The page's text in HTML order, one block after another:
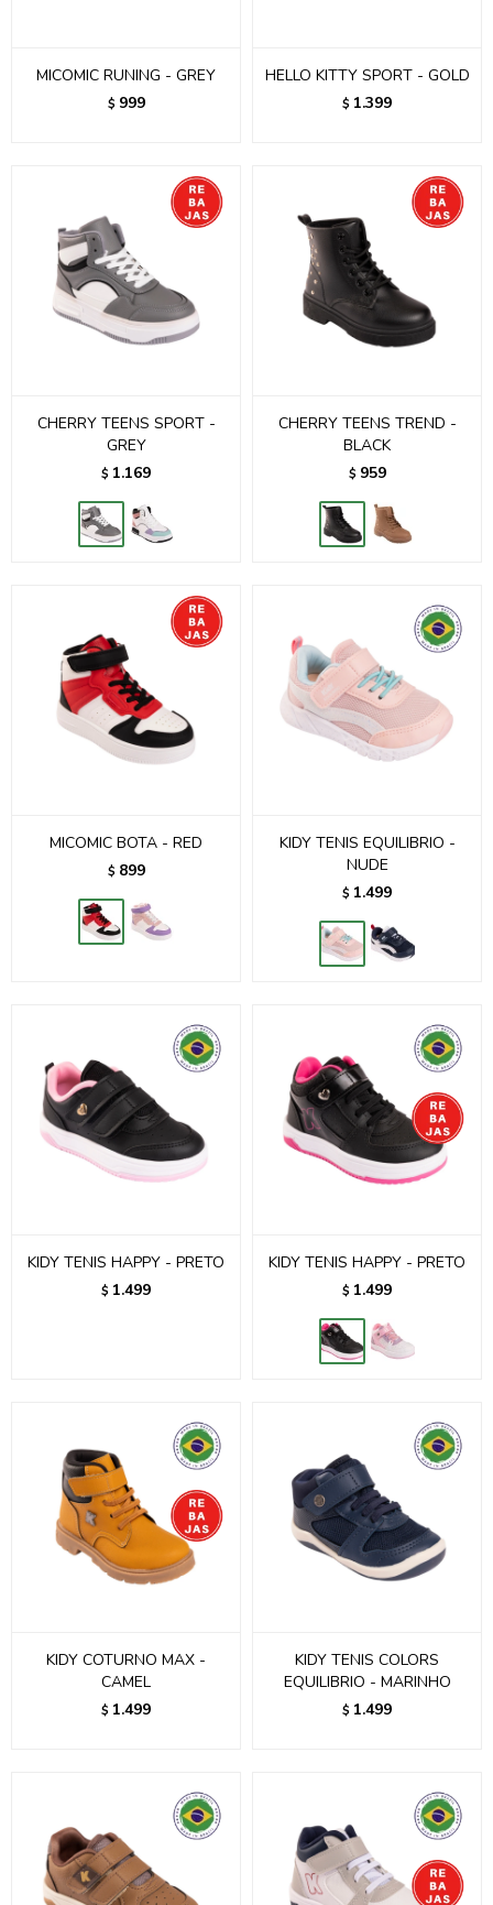
MICOMIC RUNING - GREY
$ 999
HELLO KITTY SPORT - GOLD
$ 1.399
CHERRY TEENS SPORT -
GREY
$ 1.169
CHERRY TEENS TREND -
BLACK
$ 959
MICOMIC BOTA - RED
$ 899
KIDY TENIS EQUILIBRIO -
NUDE
$ 1.499
KIDY TENIS HAPPY - PRETO
$ 1.499
KIDY TENIS HAPPY - PRETO
$ 1.499
KIDY COTURNO MAX -
CAMEL
$ 1.499
KIDY TENIS COLORS
EQUILIBRIO - MARINHO
$ 1.499